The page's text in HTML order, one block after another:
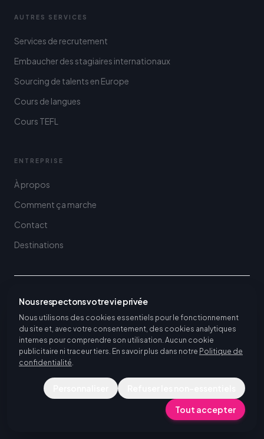
Nous respectons votre vie privée
Nous utilisons des cookies essentiels pour le fonctionnement
du site et, avec votre consentement, des cookies analytiques
internes pour comprendre son utilisation. Aucun cookie
publicitaire ni traceur tiers. En savoir plus dans notre Politique de
confidentialité.
Tout accepter
AUTRES SERVICES
Services de recrutement
Embaucher des stagiaires internationaux
Sourcing de talents en Europe
Cours de langues
Cours TEFL
ENTREPRISE
À propos
Comment ça marche
Contact
Destinations
UNIVERSITÉS
Voir toutes les destinations
Voir toutes les destinations de stage
Conditions d'utilisation